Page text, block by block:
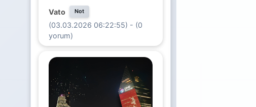
Vato Not
(03.03.2026 06:22:55) - (0
yorum)